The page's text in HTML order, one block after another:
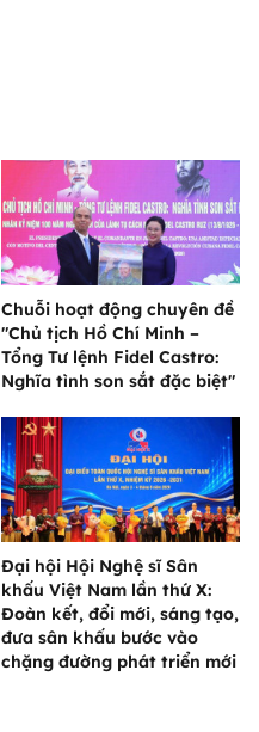
Chuỗi hoạt động chuyên đề
"Chủ tịch Hồ Chí Minh –
Tổng Tư lệnh Fidel Castro:
Nghĩa tình son sắt đặc biệt"
Đại hội Hội Nghệ sĩ Sân
khấu Việt Nam lần thứ X:
Đoàn kết, đổi mới, sáng tạo,
đưa sân khấu bước vào
chặng đường phát triển mới